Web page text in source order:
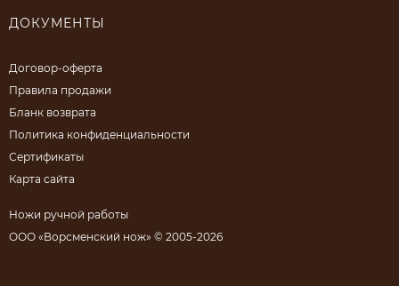
ДОКУМЕНТЫ
Договор-оферта
Правила продажи
Бланк возврата
Политика конфиденциальности
Сертификаты
Карта сайта
Ножи ручной работы
ООО «Ворсменский нож» © 2005-2026